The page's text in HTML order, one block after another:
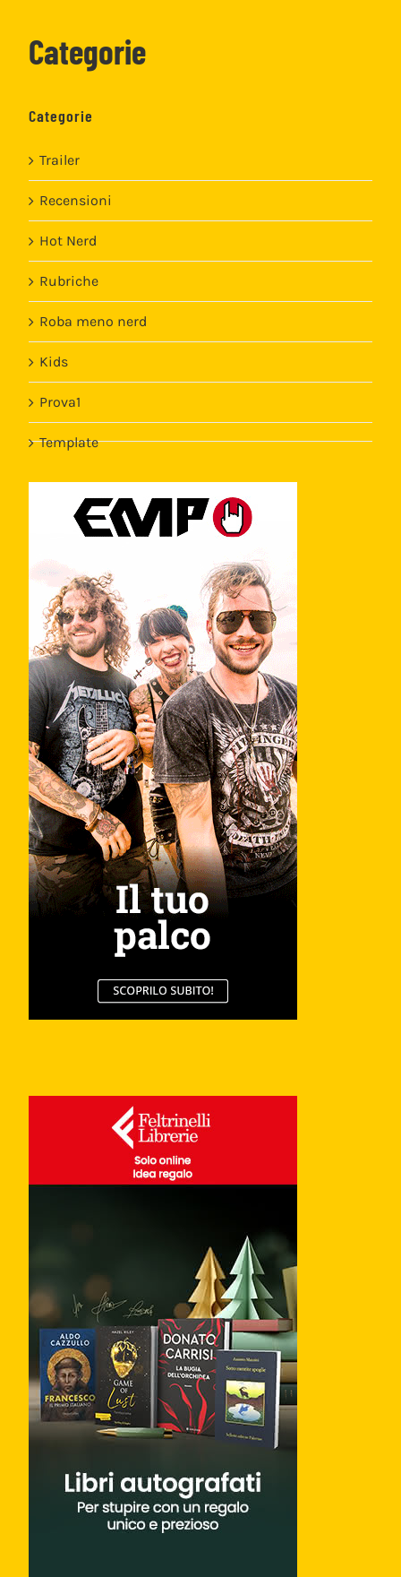
Categorie
Categorie
Trailer
Recensioni
Hot Nerd
Rubriche
Roba meno nerd
Kids
Prova1
Template